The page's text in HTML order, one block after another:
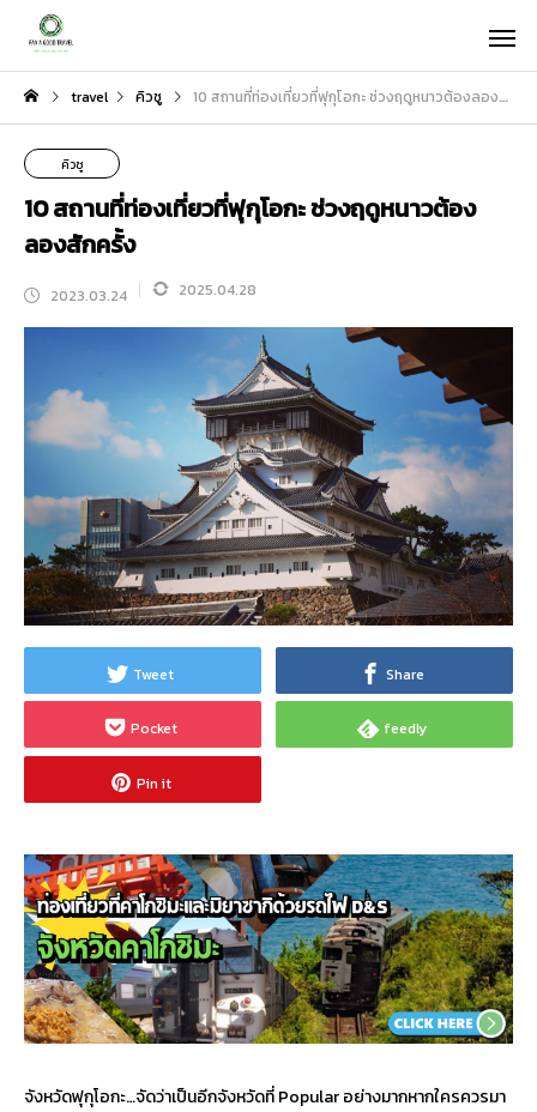
travel คิวชู 10 สถานที่ท่องเที่ยวที่ฟุกุโอกะ ช่วงฤดูหนาวต้องลองสักครั้ง
คิวชู
10 สถานที่ท่องเที่ยวที่ฟุกุโอกะ ช่วงฤดูหนาวต้อง
ลองสักครั้ง
2023.03.24 2025.04.28
Tweet Share
Pocket feedly
Pin it
จังหวัดฟุกุโอกะ…จัดว่าเป็นอีกจังหวัดที่ Popular อย่างมากหากใครควรมา